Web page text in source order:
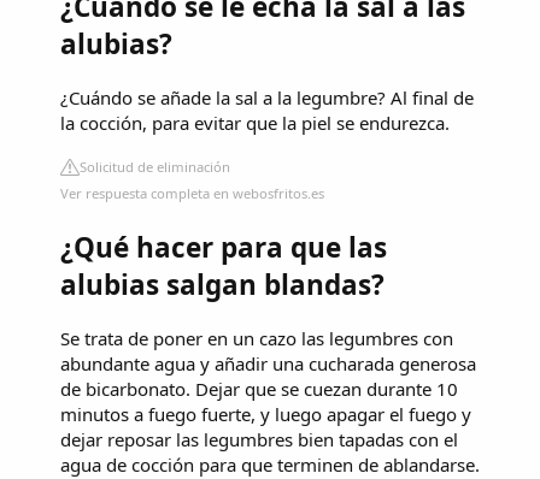
alubias?
¿Cuándo se añade la sal a la legumbre? Al final de
la cocción, para evitar que la piel se endurezca.
Solicitud de eliminación
Ver respuesta completa en webosfritos.es
¿Qué hacer para que las
alubias salgan blandas?
Se trata de poner en un cazo las legumbres con
abundante agua y añadir una cucharada generosa
de bicarbonato. Dejar que se cuezan durante 10
minutos a fuego fuerte, y luego apagar el fuego y
dejar reposar las legumbres bien tapadas con el
agua de cocción para que terminen de ablandarse.